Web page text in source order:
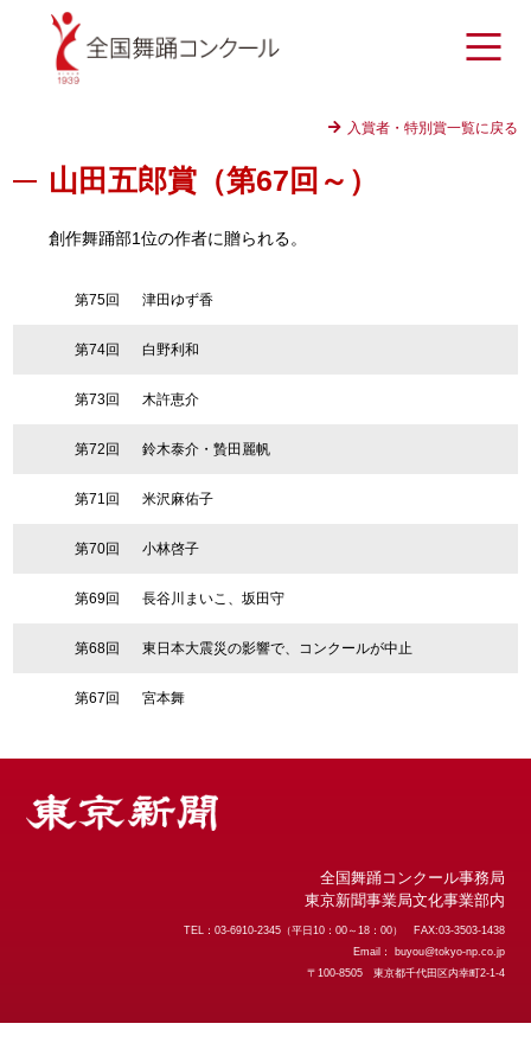
入賞者・特別賞一覧に戻る
山田五郎賞（第67回～）
創作舞踊部1位の作者に贈られる。
第75回 津田ゆず香
第74回 白野利和
第73回 木許恵介
第72回 鈴木泰介・贄田麗帆
第71回 米沢麻佑子
第70回 小林啓子
第69回 長谷川まいこ、坂田守
第68回 東日本大震災の影響で、コンクールが中止
第67回 宮本舞
全国舞踊コンクール事務局
東京新聞事業局文化事業部内
TEL：03-6910-2345（平日10：00～18：00） FAX:03-3503-1438
Email：
buyou@tokyo-np.co.jp
〒100-8505 東京都千代田区内幸町2-1-4